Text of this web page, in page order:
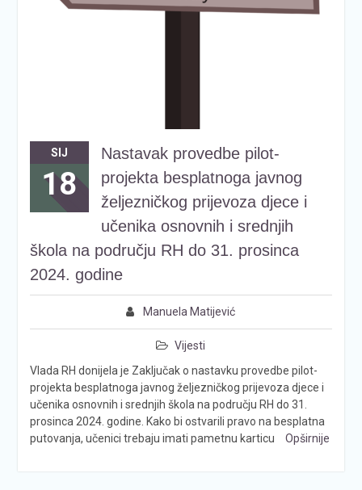
SIJ
18
Nastavak provedbe pilot-
projekta besplatnoga javnog
željezničkog prijevoza djece i
učenika osnovnih i srednjih
škola na području RH do 31. prosinca
2024. godine
Manuela Matijević
Vijesti
Vlada RH donijela je Zaključak o nastavku provedbe pilot-
projekta besplatnoga javnog željezničkog prijevoza djece i
učenika osnovnih i srednjih škola na području RH do 31.
prosinca 2024. godine. Kako bi ostvarili pravo na besplatna
putovanja, učenici trebaju imati pametnu karticu
Opširnije